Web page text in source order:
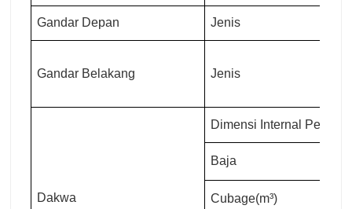
Gandar Depan Jenis
Gandar Belakang Jenis
Dakwa
Dimensi Internal
Baja
Cubage(m³)